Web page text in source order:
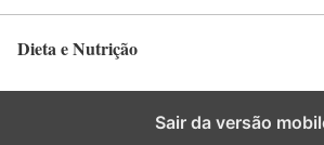
Dieta e Nutrição
Sair da versão